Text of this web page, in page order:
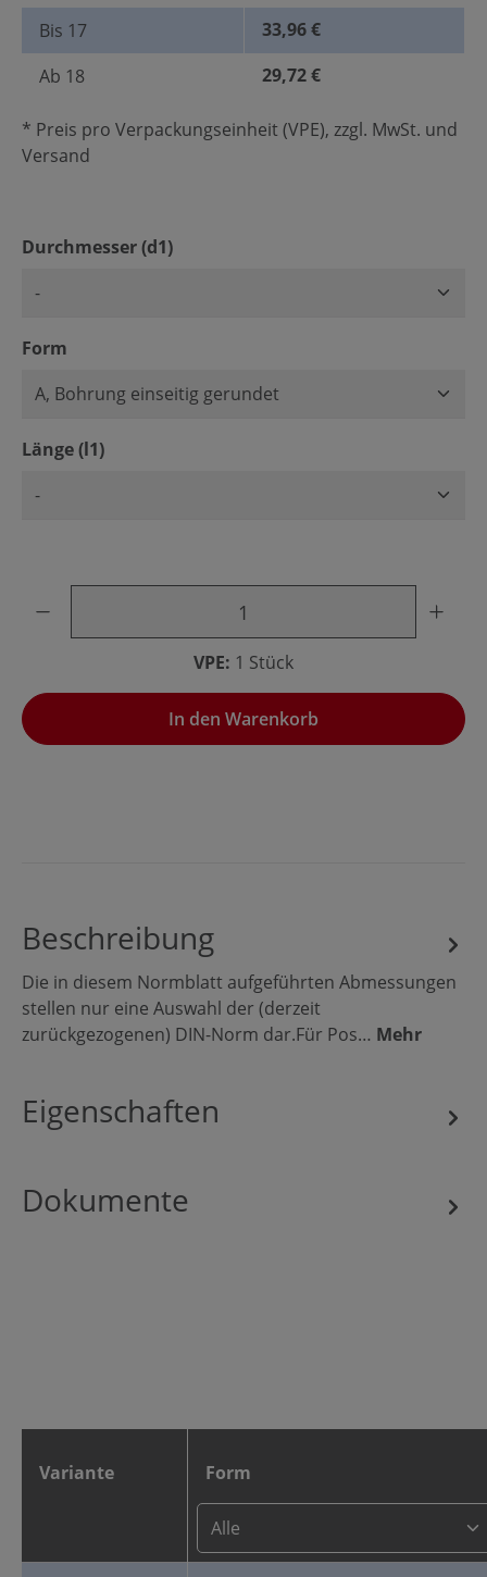
Bis 17
33,96 €
Ab 18 29,72 €
* Preis pro Verpackungseinheit (VPE), zzgl. MwSt. und
Versand
Durchmesser (d1)auswählen
Form
Länge (l1)auswählen
VPE: 1 Stück
In den Warenkorb
Beschreibung
Die in diesem Normblatt aufgeführten Abmessungen
stellen nur eine Auswahl der (derzeit
zurückgezogenen) DIN-Norm dar.Für Pos… Mehr
Eigenschaften
Dokumente
Variante Form